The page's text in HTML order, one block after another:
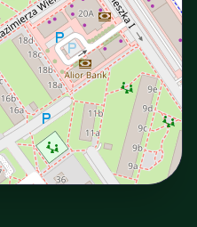
INTERACTIVE VIEW